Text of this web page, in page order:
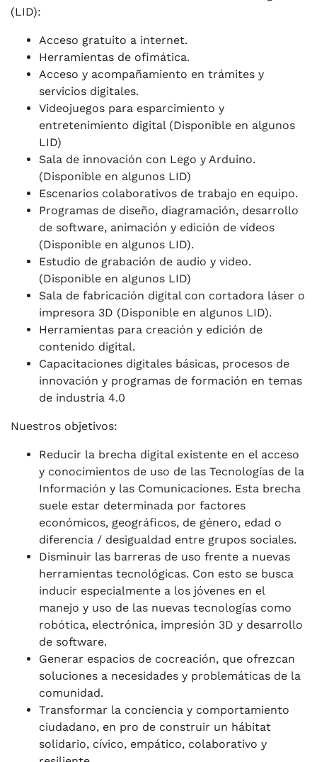
(LID):
Acceso gratuito a internet.
Herramientas de ofimática.
Acceso y acompañamiento en trámites y
servicios digitales.
Videojuegos para esparcimiento y
entretenimiento digital (Disponible en algunos
LID)
Sala de innovación con Lego y Arduino.
(Disponible en algunos LID)
Escenarios colaborativos de trabajo en equipo.
Programas de diseño, diagramación, desarrollo
de software, animación y edición de vídeos
(Disponible en algunos LID).
Estudio de grabación de audio y video.
(Disponible en algunos LID)
Sala de fabricación digital con cortadora láser o
impresora 3D (Disponible en algunos LID).
Herramientas para creación y edición de
contenido digital.
Capacitaciones digitales básicas, procesos de
innovación y programas de formación en temas
de industria 4.0
Nuestros objetivos:
Reducir la brecha digital existente en el acceso
y conocimientos de uso de las Tecnologías de la
Información y las Comunicaciones. Esta brecha
suele estar determinada por factores
económicos, geográficos, de género, edad o
diferencia / desigualdad entre grupos sociales.
Disminuir las barreras de uso frente a nuevas
herramientas tecnológicas. Con esto se busca
inducir especialmente a los jóvenes en el
manejo y uso de las nuevas tecnologías como
robótica, electrónica, impresión 3D y desarrollo
de software.
Generar espacios de cocreación, que ofrezcan
soluciones a necesidades y problemáticas de la
comunidad.
Transformar la conciencia y comportamiento
ciudadano, en pro de construir un hábitat
solidario, cívico, empático, colaborativo y